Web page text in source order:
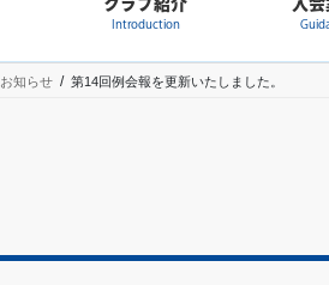
クラブ紹介
Introduction
入会
お知らせ 第14回例会報を更新いたしました。